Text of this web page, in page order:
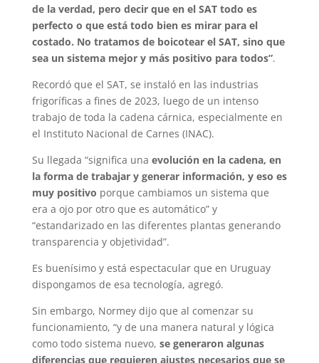
de la verdad, pero decir que en el SAT todo es
perfecto o que está todo bien es mirar para el
costado. No tratamos de boicotear el SAT, sino que
sea un sistema mejor y más positivo para todos”.
Recordó que el SAT, se instaló en las industrias
frigoríficas a fines de 2023, luego de un intenso
trabajo de toda la cadena cárnica, especialmente en
el Instituto Nacional de Carnes (INAC).
Su llegada “significa una evolución en la cadena, en
la forma de trabajar y generar información, y eso es
muy positivo porque cambiamos un sistema que
era a ojo por otro que es automático” y
“estandarizado en las diferentes plantas generando
transparencia y objetividad”.
Es buenísimo y está espectacular que en Uruguay
dispongamos de esa tecnología, agregó.
Sin embargo, Normey dijo que al comenzar su
funcionamiento, “y de una manera natural y lógica
como todo sistema nuevo, se generaron algunas
diferencias que requieren ajustes necesarios que se